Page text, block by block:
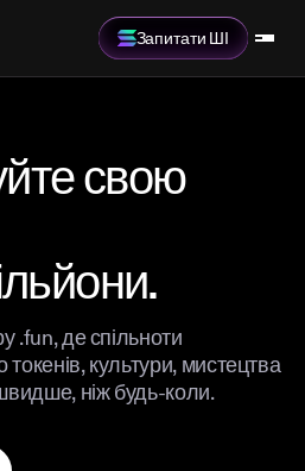
Запитати ШІ
свою
.fun, де спільноти
культури, мистецтва
ніж будь-коли.